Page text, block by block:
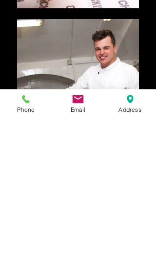
Phone Email Address